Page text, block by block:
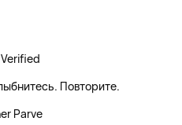
Повторите.
Parve